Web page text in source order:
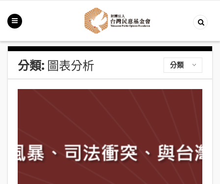
分類: 圖表分析 分類